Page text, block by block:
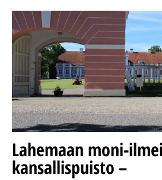
Lahemaan moni-
kansallispuisto –